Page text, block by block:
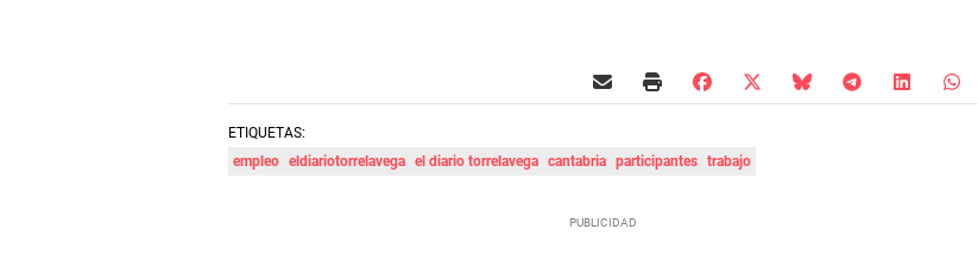
ETIQUETAS:
empleo eldiariotorrelavega el diario torrelavega cantabria participantes trabajo